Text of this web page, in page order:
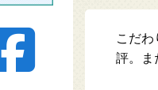
こだ
評。ま